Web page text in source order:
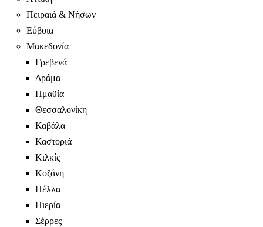
Πειραιά & Νήσων
Εύβοια
Μακεδονία
Γρεβενά
Δράμα
Ημαθία
Θεσσαλονίκη
Καβάλα
Καστοριά
Κιλκίς
Κοζάνη
Πέλλα
Πιερία
Σέρρες